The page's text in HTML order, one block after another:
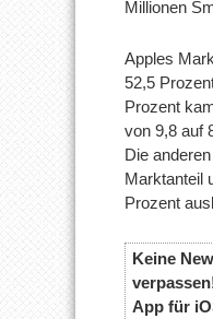
Millionen
Apples
52,5
Prozent
von 9,8 auf
Die
Marktanteil
Prozent
Keine
App für